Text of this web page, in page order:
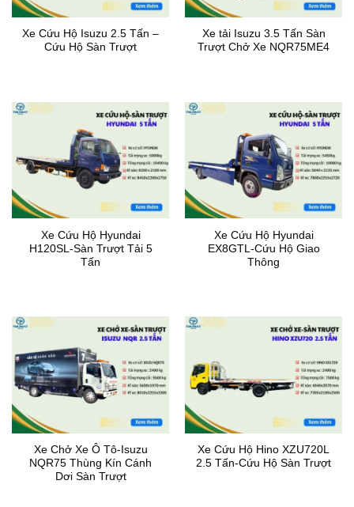
Xe Cứu Hộ Isuzu 2.5 Tấn –
Cứu Hộ Sàn Trượt
Xe tải Isuzu 3.5 Tấn Sàn
Trượt Chở Xe NQR75ME4
Xe Cứu Hộ Hyundai
H120SL-Sàn Trượt Tải 5
Tấn
Xe Cứu Hộ Hyundai
EX8GTL-Cứu Hộ Giao
Thông
Xe Chở Xe Ô Tô-Isuzu
NQR75 Thùng Kín Cánh
Dơi Sàn Trượt
Xe Cứu Hộ Hino XZU720L
2.5 Tấn-Cứu Hộ Sàn Trượt